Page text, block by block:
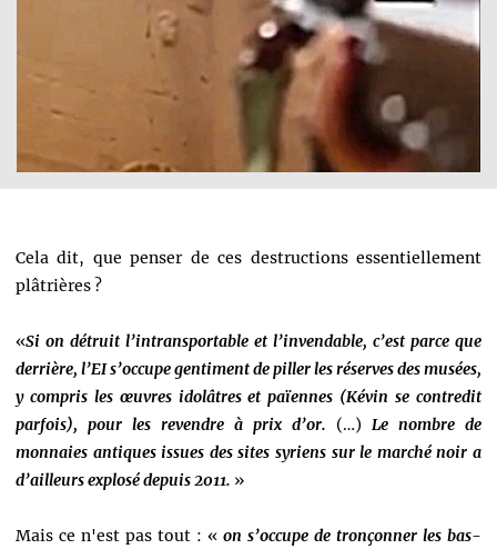
Cela dit, que penser de ces destructions essentiellement
plâtrières ?
«Si on détruit l’intransportable et l’invendable, c’est parce que
derrière, l’EI s’occupe gentiment de piller les réserves des musées,
y compris les œuvres idolâtres et païennes (Kévin se contredit
parfois), pour les revendre à prix d’or. (…) Le nombre de
monnaies antiques issues des sites syriens sur le marché noir a
d’ailleurs explosé depuis 2011. »
Mais ce n'est pas tout : « on s’occupe de tronçonner les bas-